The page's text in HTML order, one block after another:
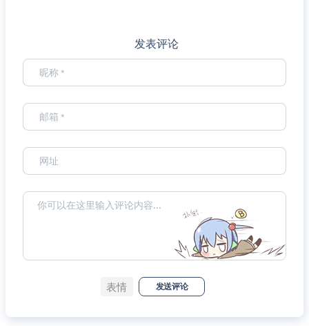
发表评论
表情 发送评论